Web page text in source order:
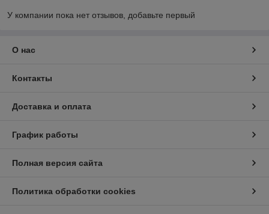
У компании пока нет отзывов, добавьте первый
О нас
Контакты
Доставка и оплата
График работы
Полная версия сайта
Политика обработки cookies